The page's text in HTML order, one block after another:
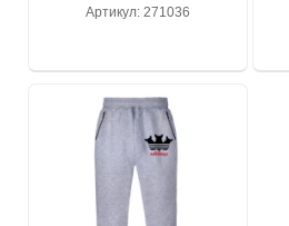
Артикул: 271036